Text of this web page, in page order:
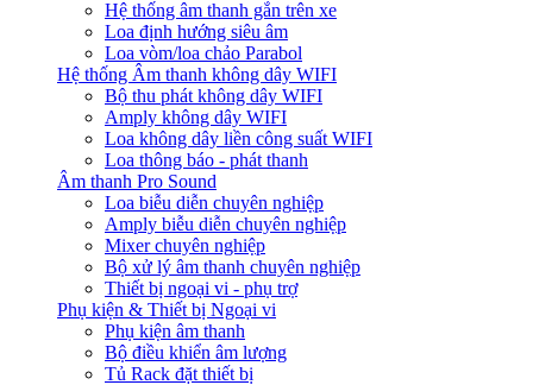
Hệ thống âm thanh gắn trên xe
Loa định hướng siêu âm
Loa vòm/loa chảo Parabol
Hệ thống Âm thanh không dây WIFI
Bộ thu phát không dây WIFI
Amply không dây WIFI
Loa không dây liền công suất WIFI
Loa thông báo - phát thanh
Âm thanh Pro Sound
Loa biễu diễn chuyên nghiệp
Amply biễu diễn chuyên nghiệp
Mixer chuyên nghiệp
Bộ xử lý âm thanh chuyên nghiệp
Thiết bị ngoại vi - phụ trợ
Phụ kiện & Thiết bị Ngoại vi
Phụ kiện âm thanh
Bộ điều khiển âm lượng
Tủ Rack đặt thiết bị